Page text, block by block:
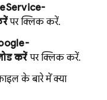
पर क्लिक करें.
करेंपर क्लिक करें.
के बारे में क्या